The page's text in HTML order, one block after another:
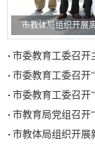
市教体局组织开展
市委教育工委召开
市教育局党组召开